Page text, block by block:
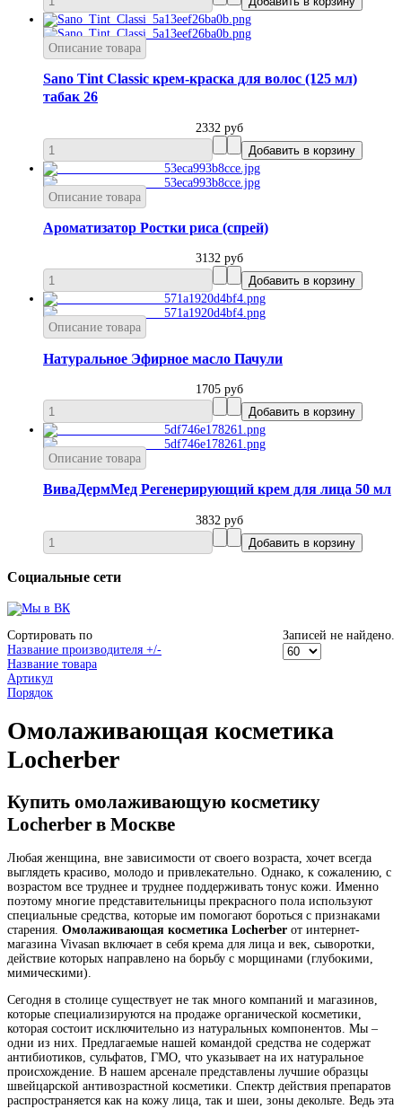
Описание товара
Sano Tint Classic крем-краска для волос (125 мл)
табак 26
2332 руб
Описание товара
Ароматизатор Ростки риса (спрей)
3132 руб
Описание товара
Натуральное Эфирное масло Пачули
1705 руб
Описание товара
ВиваДермМед Регенерирующий крем для лица 50 мл
3832 руб
Социальные сети
Сортировать по
Название производителя +/-
Название товара
Артикул
Порядок
Записей не найдено.
Омолаживающая косметика
Locherber
Купить омолаживающую косметику
Locherber в Москве
Любая женщина, вне зависимости от своего возраста, хочет всегда
выглядеть красиво, молодо и привлекательно. Однако, к сожалению, с
возрастом все труднее и труднее поддерживать тонус кожи. Именно
поэтому многие представительницы прекрасного пола используют
специальные средства, которые им помогают бороться с признаками
старения. Омолаживающая косметика Locherber от интернет-
магазина Vivasan включает в себя крема для лица и век, сыворотки,
действие которых направлено на борьбу с морщинами (глубокими,
мимическими).
Сегодня в столице существует не так много компаний и магазинов,
которые специализируются на продаже органической косметики,
которая состоит исключительно из натуральных компонентов. Мы –
одни из них. Предлагаемые нашей командой средства не содержат
антибиотиков, сульфатов, ГМО, что указывает на их натуральное
происхождение. В нашем арсенале представлены лучшие образцы
швейцарской антивозрастной косметики. Спектр действия препаратов
распространяется как на кожу лица, так и шеи, зоны декольте. Ведь эта